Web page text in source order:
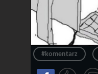
#komentarz